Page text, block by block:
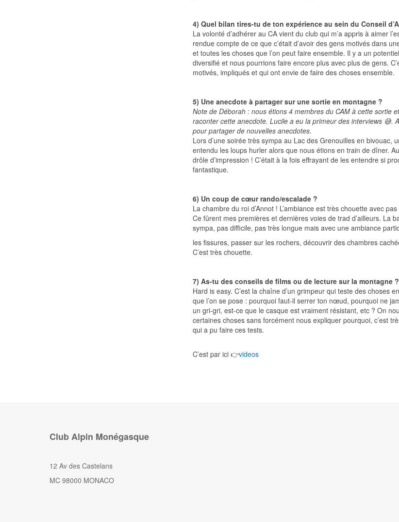
4) Quel bilan tires-tu de ton expérience au sein du Conseil
La volonté d’adhérer au CA vient du club qui m’a appris à aimer
rendue compte de ce que c’était d’avoir des gens motivés dans
et toutes les choses que l’on peut faire ensemble. Il y a un
diversifié et nous pourrions faire encore plus avec plus de gens.
motivés, impliqués et qui ont envie de faire des choses ensemble.
5) Une anecdote à partager sur une sortie en montagne ?
Note de Déborah : nous étions 4 membres du CAM à cette sortie
raconter cette anecdote. Lucile a eu la primeur des interviews 😅.
pour partager de nouvelles anecdotes.
Lors d’une soirée très sympa au Lac des Grenouilles en bivouac,
entendu les loups hurler alors que nous étions en train de dîner.
drôle d’impression ! C’était à la fois effrayant de les entendre si
fantastique.
6) Un coup de cœur rando/escalade ?
La chambre du roi d’Annot ! L’ambiance est très chouette avec
Ce fûrent mes premières et dernières voies de trad d’ailleurs. La
sympa, pas difficile, pas très longue mais avec une ambiance
les fissures, passer sur les rochers, découvrir des chambres
C’est très chouette.
7) As-tu des conseils de films ou de lecture sur la montagne ?
Hard is easy. C’est la chaîne d’un grimpeur qui teste des choses
que l’on se pose : pourquoi faut-il serrer ton nœud, pourquoi ne
un gri-gri, est-ce que le casque est vraiment résistant, etc ? On
certaines choses sans forcément nous expliquer pourquoi, c’est
qui a pu faire ces tests.
C’est par ici 👉videos
Club Alpin Monégasque
12 Av des Castelans
MC 98000 MONACO